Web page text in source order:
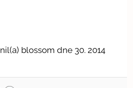
blossom dne 30. 2014